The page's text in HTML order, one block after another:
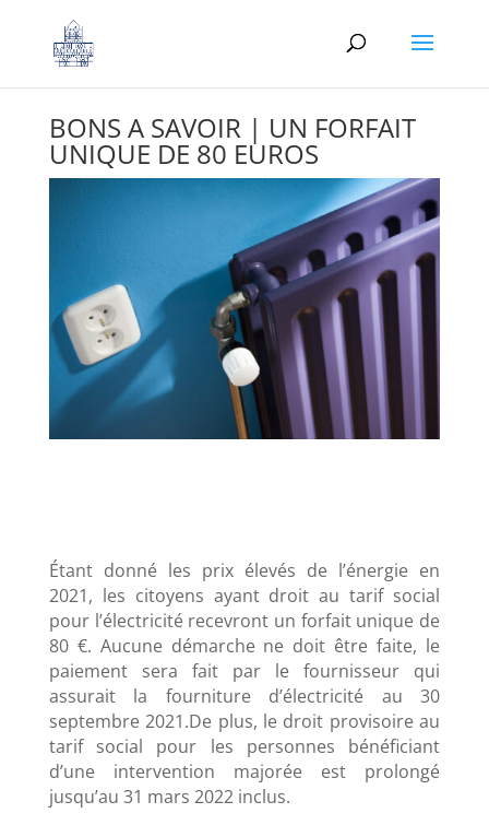
BONS A SAVOIR | UN FORFAIT
UNIQUE DE 80 EUROS
Étant donné les prix élevés de l’énergie en
2021, les citoyens ayant droit au tarif social
pour l’électricité recevront un forfait unique de
80 €. Aucune démarche ne doit être faite, le
paiement sera fait par le fournisseur qui
assurait la fourniture d’électricité au 30
septembre 2021.De plus, le droit provisoire au
tarif social pour les personnes bénéficiant
d’une intervention majorée est prolongé
jusqu’au 31 mars 2022 inclus.